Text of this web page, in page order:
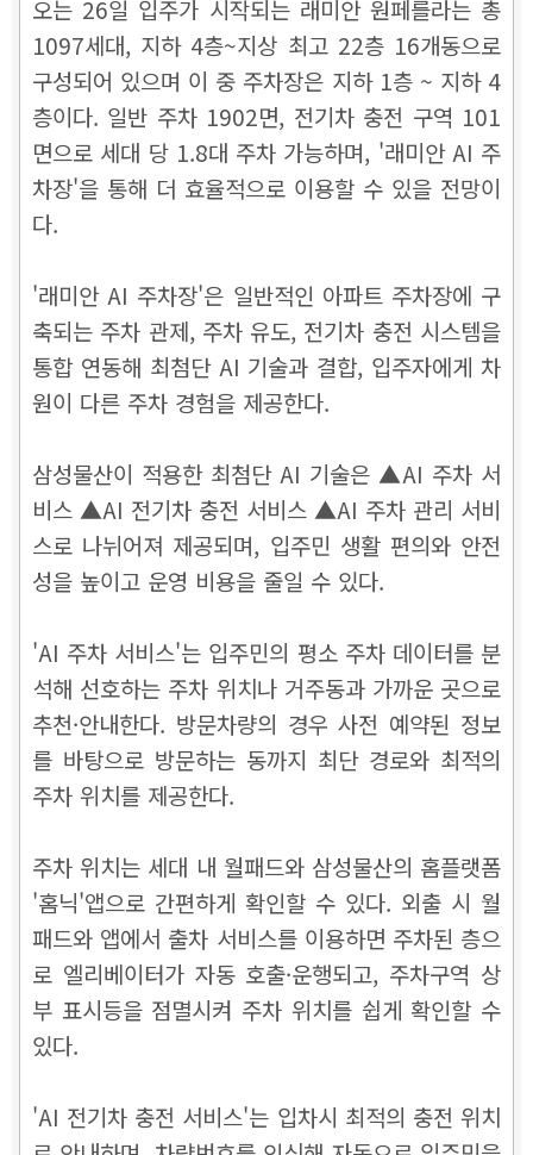
오는 26일 입주가 시작되는 래미안 원페를라는 총
1097세대, 지하 4층~지상 최고 22층 16개동으로
구성되어 있으며 이 중 주차장은 지하 1층 ~ 지하 4
층이다. 일반 주차 1902면, 전기차 충전 구역 101
면으로 세대 당 1.8대 주차 가능하며, '래미안 AI 주
차장'을 통해 더 효율적으로 이용할 수 있을 전망이
다.
'래미안 AI 주차장'은 일반적인 아파트 주차장에 구
축되는 주차 관제, 주차 유도, 전기차 충전 시스템을
통합 연동해 최첨단 AI 기술과 결합, 입주자에게 차
원이 다른 주차 경험을 제공한다.
삼성물산이 적용한 최첨단 AI 기술은 ▲AI 주차 서
비스 ▲AI 전기차 충전 서비스 ▲AI 주차 관리 서비
스로 나뉘어져 제공되며, 입주민 생활 편의와 안전
성을 높이고 운영 비용을 줄일 수 있다.
'AI 주차 서비스'는 입주민의 평소 주차 데이터를 분
석해 선호하는 주차 위치나 거주동과 가까운 곳으로
추천·안내한다. 방문차량의 경우 사전 예약된 정보
를 바탕으로 방문하는 동까지 최단 경로와 최적의
주차 위치를 제공한다.
주차 위치는 세대 내 월패드와 삼성물산의 홈플랫폼
'홈닉'앱으로 간편하게 확인할 수 있다. 외출 시 월
패드와 앱에서 출차 서비스를 이용하면 주차된 층으
로 엘리베이터가 자동 호출·운행되고, 주차구역 상
부 표시등을 점멸시켜 주차 위치를 쉽게 확인할 수
있다.
'AI 전기차 충전 서비스'는 입차시 최적의 충전 위치